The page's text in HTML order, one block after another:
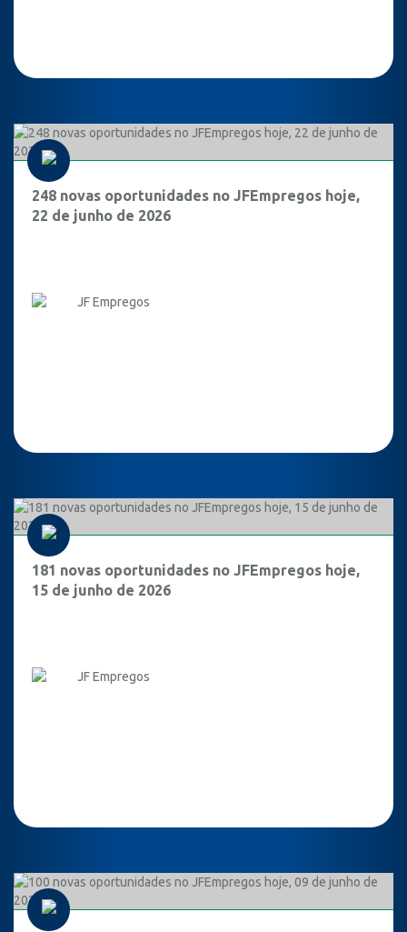
248 novas oportunidades no JFEmpregos hoje,
22 de junho de 2026
JF Empregos
181 novas oportunidades no JFEmpregos hoje,
15 de junho de 2026
JF Empregos